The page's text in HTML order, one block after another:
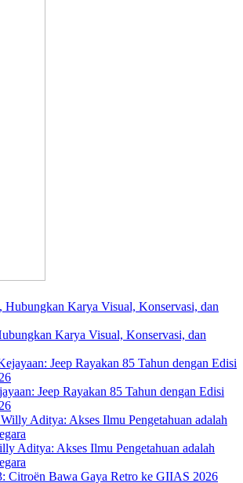
Karya Visual, Konservasi, dan
Jeep Rayakan 85 Tahun dengan Edisi
Aditya: Akses Ilmu Pengetahuan adalah